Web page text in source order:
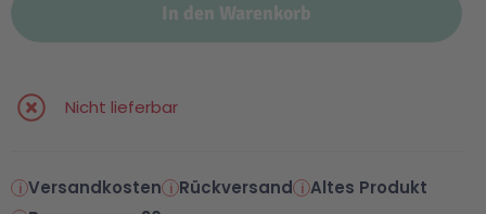
In den Warenkorb
Nicht lieferbar
Versandkosten Rückversand
Altes Produkt